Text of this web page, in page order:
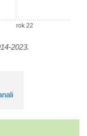
rok 22
2023.